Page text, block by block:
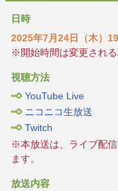
日時
2025年7月24日（木）
※開始時間は変更される
視聴方法
YouTube Live
ニコニコ生放送
Twitch
※本放送は、ライブ配
ます。
放送内容